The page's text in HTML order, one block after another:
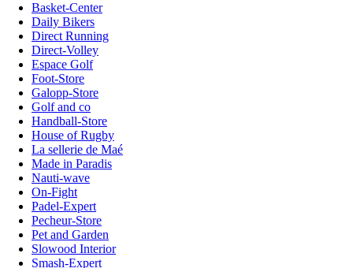
Basket-Center
Daily Bikers
Direct Running
Direct-Volley
Espace Golf
Foot-Store
Galopp-Store
Golf and co
Handball-Store
House of Rugby
La sellerie de Maé
Made in Paradis
Nauti-wave
On-Fight
Padel-Expert
Pecheur-Store
Pet and Garden
Slowood Interior
Smash-Expert